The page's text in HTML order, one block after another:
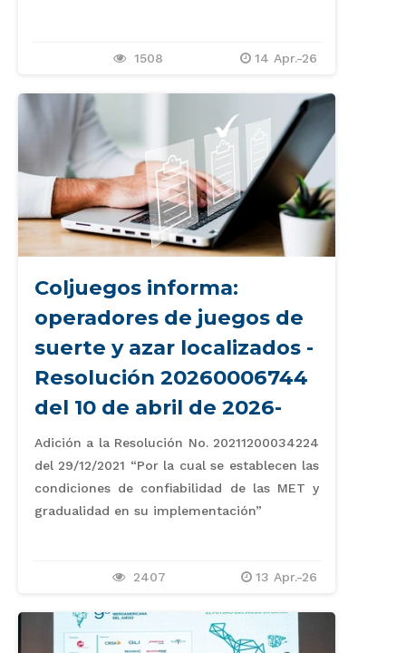
1508 14 Apr.-26
Coljuegos informa:
operadores de juegos de
suerte y azar localizados -
Resolución 20260006744
del 10 de abril de 2026-
Adición a la Resolución No. 20211200034224
del 29/12/2021 “Por la cual se establecen las
condiciones de confiabilidad de las MET y
gradualidad en su implementación”
2407 13 Apr.-26